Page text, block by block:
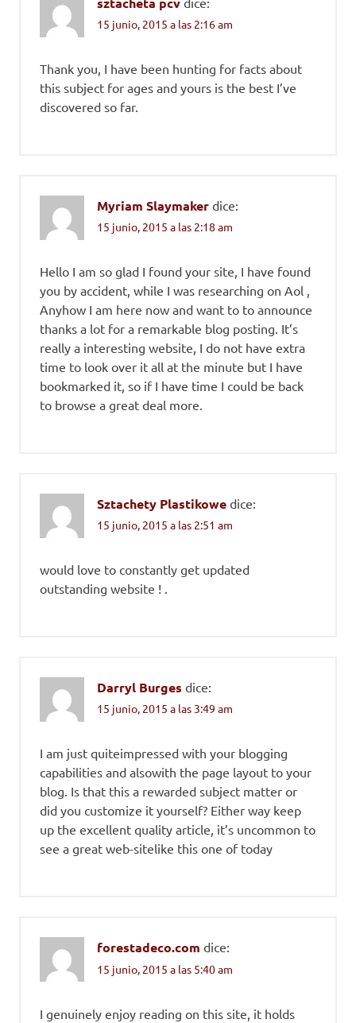
15 junio, 2015 a las 2:16 am
Thank you, I have been hunting for facts about
this subject for ages and yours is the best I’ve
discovered so far.
Myriam Slaymaker dice:
15 junio, 2015 a las 2:18 am
Hello I am so glad I found your site, I have found
you by accident, while I was researching on Aol ,
Anyhow I am here now and want to to announce
thanks a lot for a remarkable blog posting. It’s
really a interesting website, I do not have extra
time to look over it all at the minute but I have
bookmarked it, so if I have time I could be back
to browse a great deal more.
Sztachety Plastikowe dice:
15 junio, 2015 a las 2:51 am
would love to constantly get updated
outstanding website ! .
Darryl Burges dice:
15 junio, 2015 a las 3:49 am
I am just quiteimpressed with your blogging
capabilities and alsowith the page layout to your
blog. Is that this a rewarded subject matter or
did you customize it yourself? Either way keep
up the excellent quality article, it’s uncommon to
see a great web-sitelike this one of today
forestadeco.com dice:
15 junio, 2015 a las 5:40 am
I genuinely enjoy reading on this site, it holds